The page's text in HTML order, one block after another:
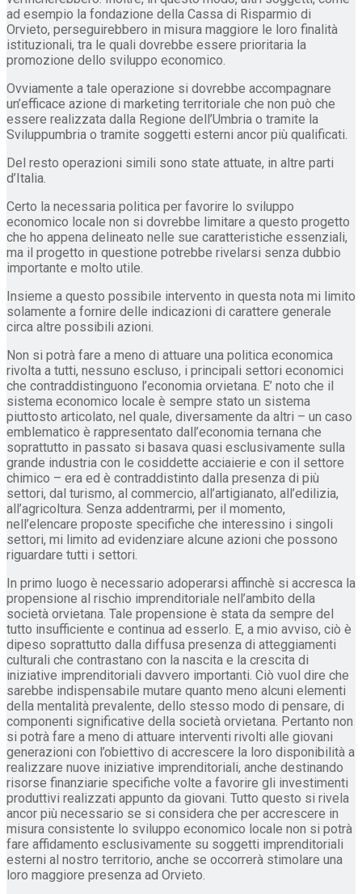
ad esempio la fondazione della Cassa di Risparmio di
Orvieto, perseguirebbero in misura maggiore le loro finalità
istituzionali, tra le quali dovrebbe essere prioritaria la
promozione dello sviluppo economico.
Ovviamente a tale operazione si dovrebbe accompagnare
un’efficace azione di marketing territoriale che non può che
essere realizzata dalla Regione dell’Umbria o tramite la
Sviluppumbria o tramite soggetti esterni ancor più qualificati.
Del resto operazioni simili sono state attuate, in altre parti
d’Italia.
Certo la necessaria politica per favorire lo sviluppo
economico locale non si dovrebbe limitare a questo progetto
che ho appena delineato nelle sue caratteristiche essenziali,
ma il progetto in questione potrebbe rivelarsi senza dubbio
importante e molto utile.
Insieme a questo possibile intervento in questa nota mi limito
solamente a fornire delle indicazioni di carattere generale
circa altre possibili azioni.
Non si potrà fare a meno di attuare una politica economica
rivolta a tutti, nessuno escluso, i principali settori economici
che contraddistinguono l’economia orvietana. E’ noto che il
sistema economico locale è sempre stato un sistema
piuttosto articolato, nel quale, diversamente da altri – un caso
emblematico è rappresentato dall’economia ternana che
soprattutto in passato si basava quasi esclusivamente sulla
grande industria con le cosiddette acciaierie e con il settore
chimico – era ed è contraddistinto dalla presenza di più
settori, dal turismo, al commercio, all’artigianato, all’edilizia,
all’agricoltura. Senza addentrarmi, per il momento,
nell’elencare proposte specifiche che interessino i singoli
settori, mi limito ad evidenziare alcune azioni che possono
riguardare tutti i settori.
In primo luogo è necessario adoperarsi affinchè si accresca la
propensione al rischio imprenditoriale nell’ambito della
società orvietana. Tale propensione è stata da sempre del
tutto insufficiente e continua ad esserlo. E, a mio avviso, ciò è
dipeso soprattutto dalla diffusa presenza di atteggiamenti
culturali che contrastano con la nascita e la crescita di
iniziative imprenditoriali davvero importanti. Ciò vuol dire che
sarebbe indispensabile mutare quanto meno alcuni elementi
della mentalità prevalente, dello stesso modo di pensare, di
componenti significative della società orvietana. Pertanto non
si potrà fare a meno di attuare interventi rivolti alle giovani
generazioni con l’obiettivo di accrescere la loro disponibilità a
realizzare nuove iniziative imprenditoriali, anche destinando
risorse finanziarie specifiche volte a favorire gli investimenti
produttivi realizzati appunto da giovani. Tutto questo si rivela
ancor più necessario se si considera che per accrescere in
misura consistente lo sviluppo economico locale non si potrà
fare affidamento esclusivamente su soggetti imprenditoriali
esterni al nostro territorio, anche se occorrerà stimolare una
loro maggiore presenza ad Orvieto.